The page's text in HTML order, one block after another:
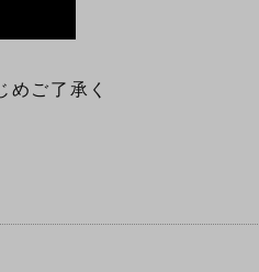
めご了承く